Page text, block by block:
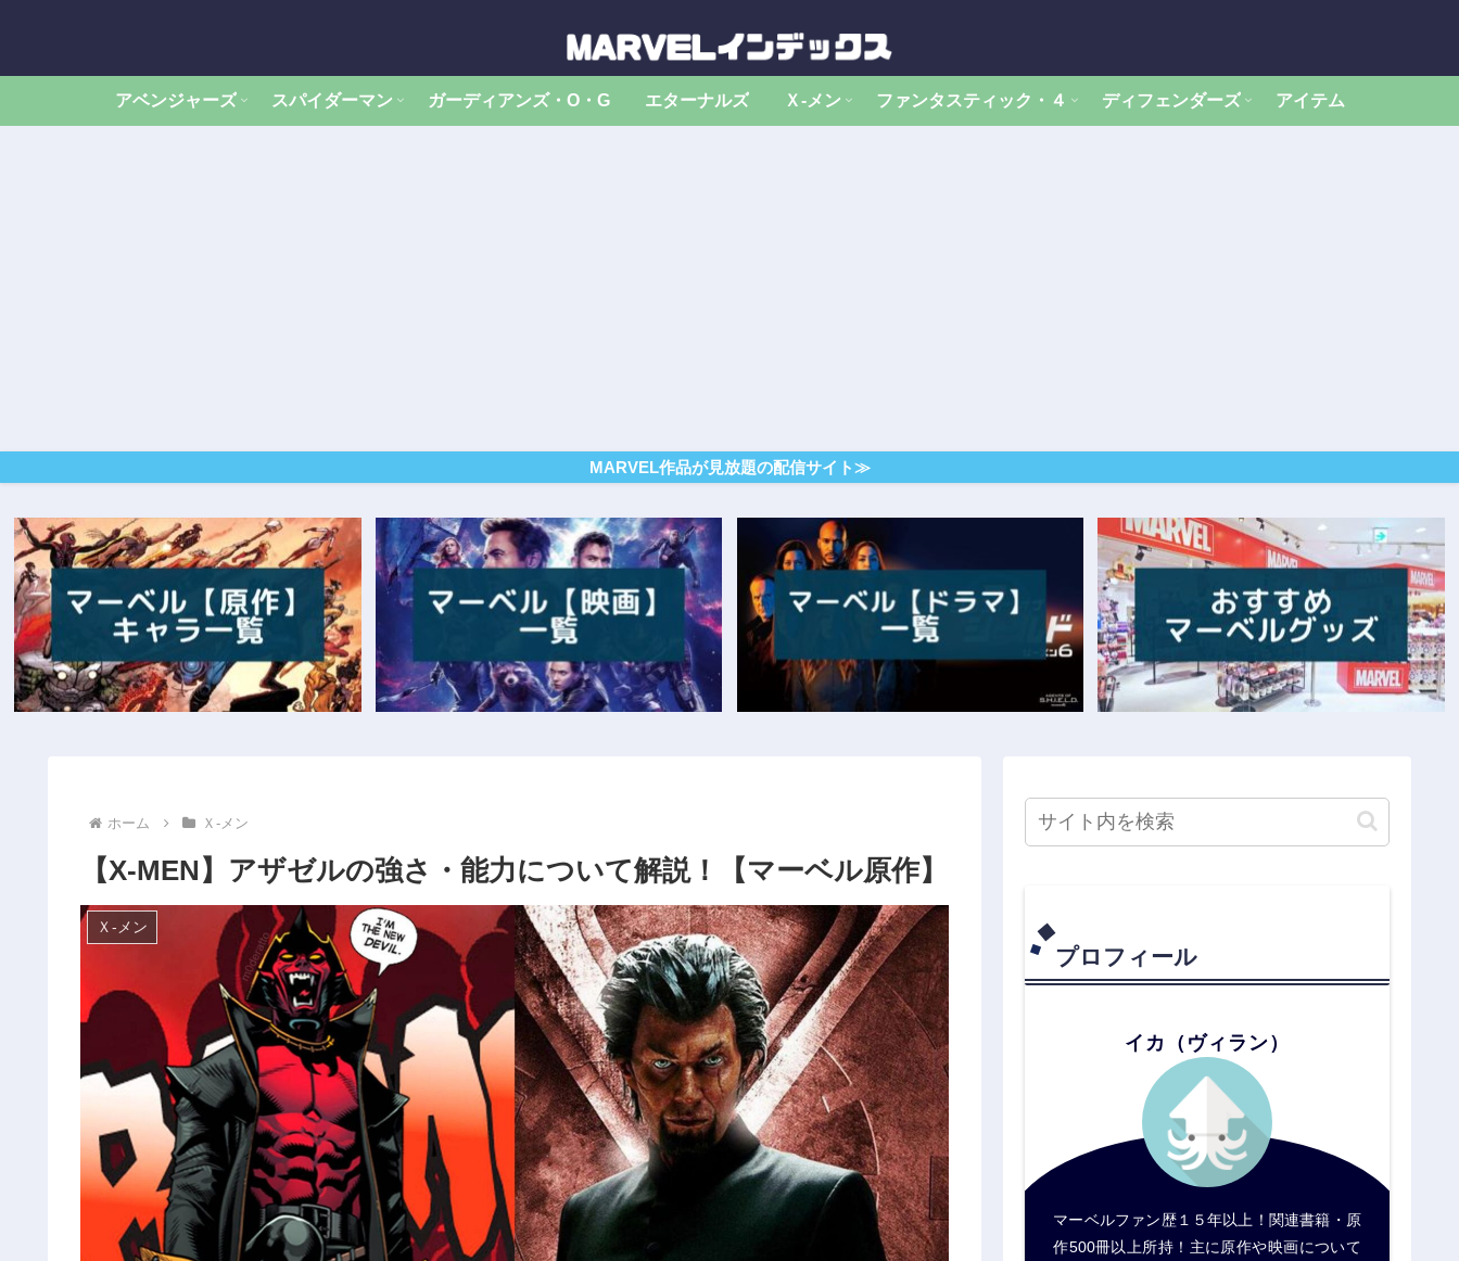
アベンジャーズ スパイダーマン ガーディアンズ・O・G エターナルズ Ｘ‐メン ファンタスティック・４ ディフェンダーズ アイテム
MARVEL作品が見放題の配信サイト≫
ホーム Ｘ‐メン
【X-MEN】アザゼルの強さ・能力について解説！【マーベル原作】
Ｘ‐メン
プロフィール
イカ（ヴィラン）
マーベルファン歴１５年以上！関連書籍・原
作500冊以上所持！主に原作や映画について